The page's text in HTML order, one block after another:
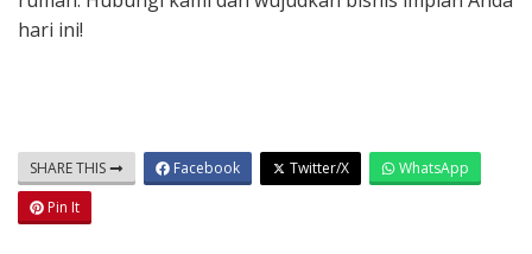
hari ini!
SHARE THIS Facebook Twitter/X
WhatsApp
Pin It